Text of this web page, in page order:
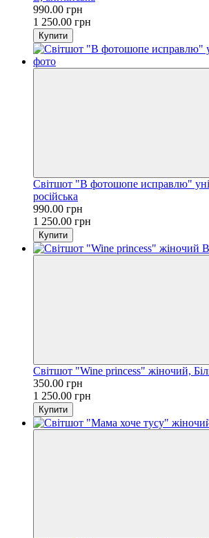
990.00 грн
1 250.00 грн
Купити
Світшот "В фотошопе исправлю"
російська
990.00 грн
1 250.00 грн
Купити
Світшот "Wine princess" жіночий,
350.00 грн
1 250.00 грн
Купити